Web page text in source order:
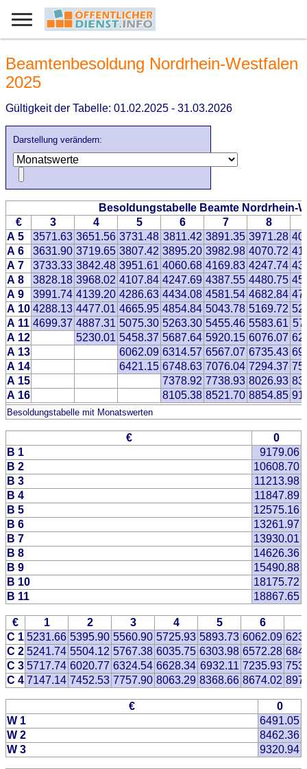
Darstellung verändern:
Beamtenbesoldung Nordrhein-Westfalen
2025
Gültigkeit der Tabelle: 01.02.2025 - 31.03.2026
Besoldungstabelle Beamte Nordrhein-
€
3 4 5 6 7
8
A 5
3571.63 3651.56 3731.48 3811.42 3891.35 3971.28
A 6
3631.90 3719.65 3807.42 3895.20 3982.98 4070.72
A 7
3733.33 3842.48 3951.61 4060.68 4169.83 4247.74
A 8
3828.18 3968.02 4107.84 4247.69 4387.55 4480.75
A 9
3991.74 4139.20 4286.63 4434.08 4581.54 4682.84
A 10 4288.13 4477.01 4665.95 4854.84 5043.78 5169.72
A 11 4699.37 4887.31 5075.30 5263.30 5455.46 5583.61
A 12
5230.01 5458.37 5687.64 5920.15 6076.07
A 13
6062.09 6314.57 6567.07 6735.43
A 14
6421.15 6748.63 7076.04 7294.37
A 15
7378.92 7738.93 8026.93
A 16
8105.38 8521.70 8854.85
Besoldungstabelle mit Monatswerten
€
0
B 1
9179.06
B 2
10608.70
B 3
11213.98
B 4
11847.89
B 5
12575.16
B 6
13261.97
B 7
13930.01
B 8
14626.36
B 9
15490.88
B 10
18175.72
B 11
18867.65
€ 1 2 3 4 5 6
C 1 5231.66 5395.90 5560.90 5725.93 5893.73 6062.09
C 2 5241.74 5504.12 5767.38 6035.75 6303.98 6572.28
C 3 5717.74 6020.77 6324.54 6628.34 6932.11 7235.93
C 4 7147.14 7452.53 7757.90 8063.29 8368.66 8674.02
€
0
W 1
6491.05
W 2
8462.36
W 3
9320.94